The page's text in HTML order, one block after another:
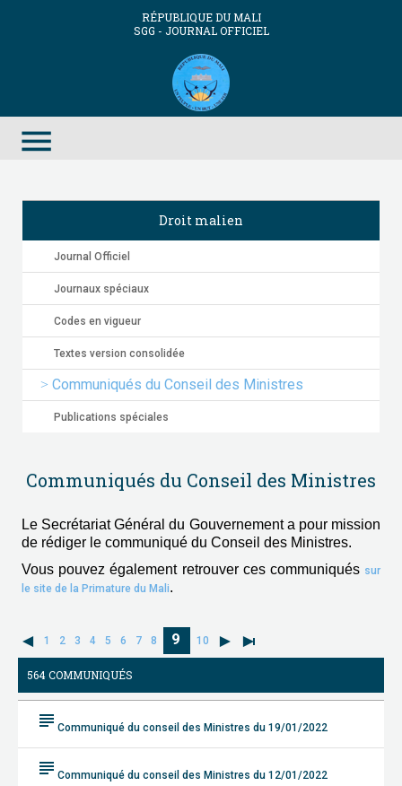
RÉPUBLIQUE DU MALI
SGG - JOURNAL OFFICIEL
menu
Droit malien
Journal Officiel
Journaux spéciaux
Codes en vigueur
Textes version consolidée
Communiqués du Conseil des Ministres
Publications spéciales
Communiqués du Conseil des Ministres
Le Secrétariat Général du Gouvernement a pour mission
de rédiger le communiqué du Conseil des Ministres.
Vous pouvez également retrouver ces communiqués sur
le site de la Primature du Mali.
1 2 3 4 5 6 7 8 9 10
564 COMMUNIQUÉS
subject Communiqué du conseil des Ministres du 19/01/2022
subject Communiqué du conseil des Ministres du 12/01/2022